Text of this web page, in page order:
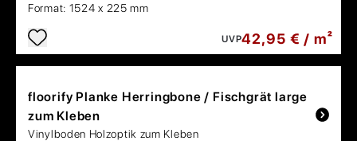
Format: 1524 x 225 mm
UVP42,95 € / m²
floorify Planke Herringbone / Fischgrät large
zum Kleben
Vinylboden Holzoptik zum Kleben